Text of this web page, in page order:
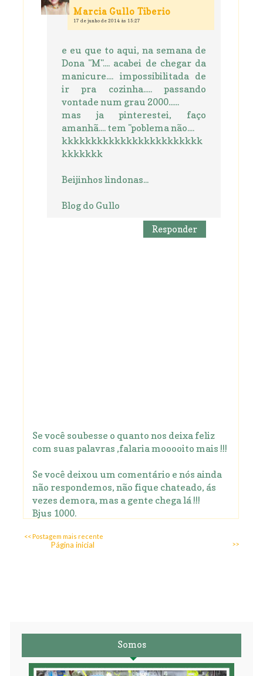
Marcia Gullo Tiberio
17 de junho de 2014 às 15:27
e eu que to aqui, na semana de
Dona "M".... acabei de chegar da
manicure.... impossibilitada de
ir pra cozinha..... passando
vontade num grau 2000......
mas ja pinterestei, faço
amanhã.... tem "poblema não....
kkkkkkkkkkkkkkkkkkkkkkkk
kkkkkkk
Beijinhos lindonas...
Blog do Gullo
Responder
Se você soubesse o quanto nos deixa feliz
com suas palavras ,falaria mooooito mais !!!
Se você deixou um comentário e nós ainda
não respondemos, não fique chateado, ás
vezes demora, mas a gente chega lá !!!
Bjus 1000.
<< Postagem mais recente
>>
Página inicial
Somos